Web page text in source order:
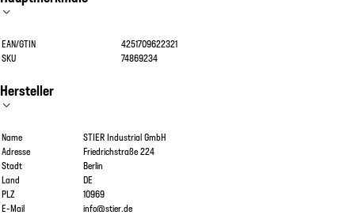
EAN/GTIN
4251709622321
SKU
74869234
Hersteller
Name
STIER Industrial GmbH
Adresse
Friedrichstraße 224
Stadt
Berlin
Land
DE
PLZ
10969
E-Mail
info@stier.de